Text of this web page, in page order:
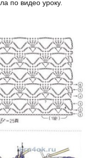
по видео уроку.